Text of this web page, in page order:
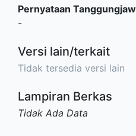
Pernyataan
-
Versi lain/terkait
Tidak tersedia versi lain
Lampiran Berkas
Tidak Ada Data